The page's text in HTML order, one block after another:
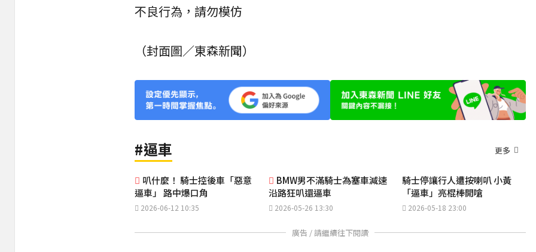
不良行為，請勿模仿
（封面圖／東森新聞）
#逼車 更多
叭什麼！ 騎士控後車「惡意
逼車」 路中爆口角
2026-06-12 10:35
BMW男不滿騎士為塞車減速
沿路狂叭還逼車
2026-05-26 13:30
騎士停讓行人遭按喇叭 小黃
「逼車」亮棍棒開嗆
2026-05-18 23:00
廣告 / 請繼續往下閱讀